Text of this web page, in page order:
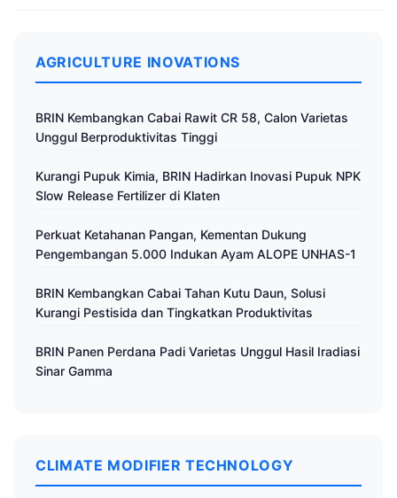
AGRICULTURE INOVATIONS
BRIN Kembangkan Cabai Rawit CR 58, Calon Varietas
Unggul Berproduktivitas Tinggi
Kurangi Pupuk Kimia, BRIN Hadirkan Inovasi Pupuk NPK
Slow Release Fertilizer di Klaten
Perkuat Ketahanan Pangan, Kementan Dukung
Pengembangan 5.000 Indukan Ayam ALOPE UNHAS-1
BRIN Kembangkan Cabai Tahan Kutu Daun, Solusi
Kurangi Pestisida dan Tingkatkan Produktivitas
BRIN Panen Perdana Padi Varietas Unggul Hasil Iradiasi
Sinar Gamma
CLIMATE MODIFIER TECHNOLOGY